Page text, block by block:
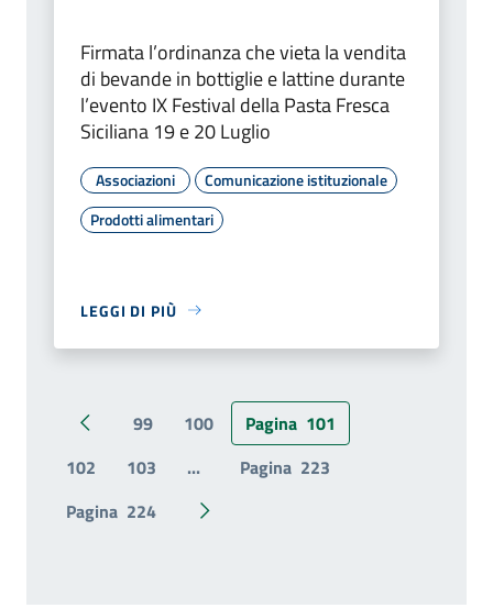
Firmata l’ordinanza che vieta la vendita
di bevande in bottiglie e lattine durante
l’evento IX Festival della Pasta Fresca
Siciliana 19 e 20 Luglio
Associazioni
Comunicazione istituzionale
Prodotti alimentari
LEGGI DI PIÙ
Pagina precedente
99 100 Pagina 101
102
103 ... Pagina 223
Pagina 224 Pagina successiva